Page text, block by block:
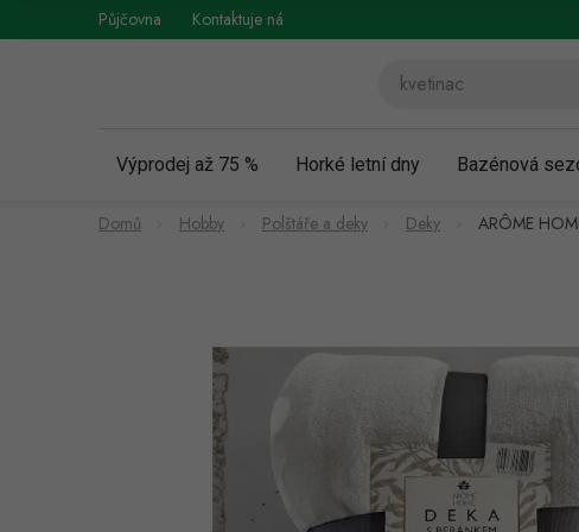
na
Půjčovna Kontaktuje nás Vrácení a
Výprodej až 75 % Horké letní dny Bazénová
Domů Hobby Polštáře a deky Deky ARÔME